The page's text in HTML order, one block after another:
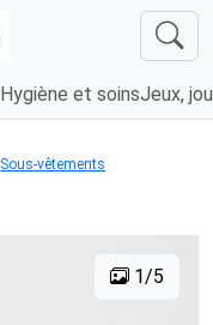
Hygiène et soinsJeux,
Sous-vêtements
1/5